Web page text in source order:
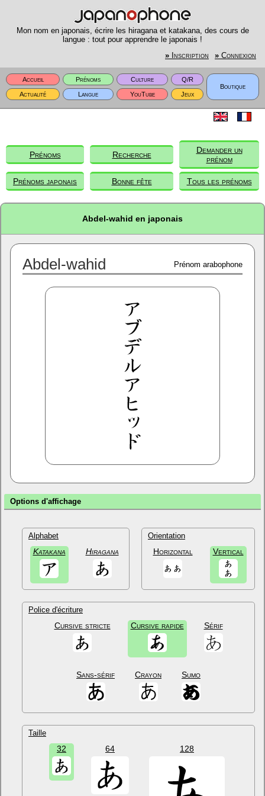
Mon nom en japonais, écrire les hiragana et katakana, des cours de
langue : tout pour apprendre le japonais !
» Inscription » Connexion
Accueil Prénoms Culture
Q/R
Boutique
Actualité
Langue YouTube Jeux
Prénoms Recherche
Demander un
prénom
Prénoms japonais Bonne fête Tous les prénoms
Abdel-wahid en japonais
Abdel-wahid Prénom arabophone
Options d'affichage
Alphabet
Katakana Hiragana
Orientation
Horizontal Vertical
Police d'écriture
Cursive stricte Cursive rapide Sérif
Sans-sérif Crayon Sumo
Taille
32 64 128